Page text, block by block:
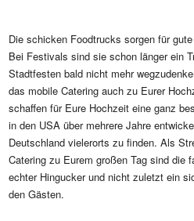
Die schicken Foodtrucks sorgen für
Bei Festivals sind sie schon länger ein
Stadtfesten bald nicht mehr
das mobile Catering auch zu Eurer
schaffen für Eure Hochzeit eine ganz
in den USA über mehrere Jahre
Deutschland vielerorts zu finden. Als
Catering zu Eurem großen Tag sind die
echter Hingucker und nicht zuletzt ein
den Gästen.